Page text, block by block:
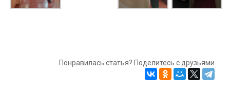
Понравилась статья? Поделитесь с друзьями